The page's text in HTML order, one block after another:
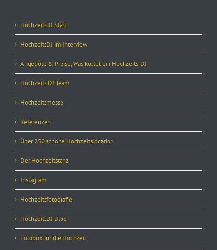
HochzeitsDJ Start
HochzeitsDJ im Interview
Angebote & Preise, Was kostet ein Hochzeits-DJ
Hochzeits DJ Team
Hochzeitsmesse
Referenzen
Über 250 schöne Hochzeitslocation
Der Hochzeitstanz
Instagram
Hochzeitsfotografie
HochzeitsDJ Blog
Fotobox für die Hochzeit